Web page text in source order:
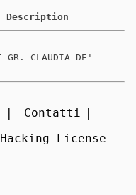
Description
CLAUDIA DE'
Contatti
Hacking License